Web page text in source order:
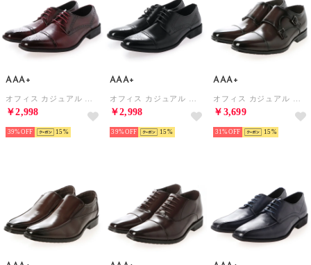
AAA+
￥2,998
39% 15
AAA+
￥2,998
39% 15
AAA+
￥3,699
31% 15